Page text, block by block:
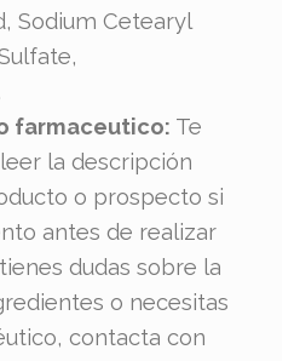
Sodium Cetearyl
farmaceutico: Te
la descripción
o prospecto si
antes de realizar
dudas sobre la
o necesitas
contacta con